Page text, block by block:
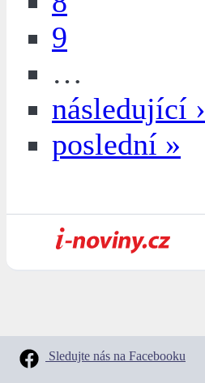
9
…
následující ›
poslední »
Sledujte nás na Facebooku